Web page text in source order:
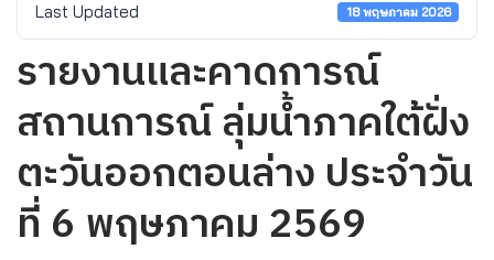
Last Updated 18 พฤษภาคม 2026
รายงานและคาดการณ์
สถานการณ์ ลุ่มน้ำภาคใต้ฝั่ง
ตะวันออกตอนล่าง ประจำวัน
ที่ 6 พฤษภาคม 2569